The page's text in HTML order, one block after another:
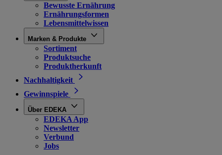
Bewusste Ernährung
Ernährungsformen
Lebensmittelwissen
Marken & Produkte
Sortiment
Produktsuche
Produktherkunft
Nachhaltigkeit
Gewinnspiele
Über EDEKA
EDEKA App
Newsletter
Verbund
Jobs